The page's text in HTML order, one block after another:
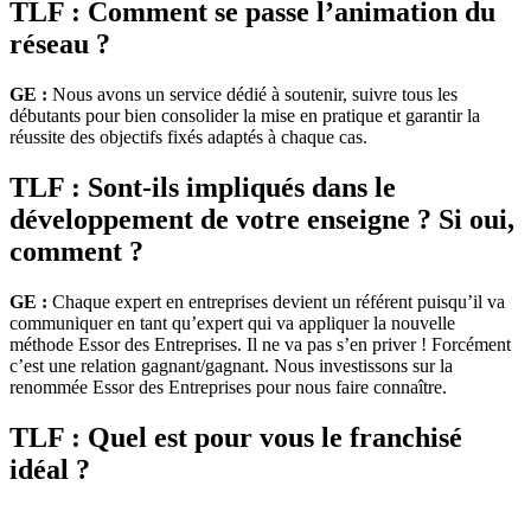
TLF : Comment se passe l’animation du
réseau ?
GE : Nous avons un service dédié à soutenir, suivre tous les
débutants pour bien consolider la mise en pratique et garantir la
réussite des objectifs fixés adaptés à chaque cas.
TLF : Sont-ils impliqués dans le
développement de votre enseigne ? Si oui,
comment ?
GE : Chaque expert en entreprises devient un référent puisqu’il va
communiquer en tant qu’expert qui va appliquer la nouvelle
méthode Essor des Entreprises. Il ne va pas s’en priver ! Forcément
c’est une relation gagnant/gagnant. Nous investissons sur la
renommée Essor des Entreprises pour nous faire connaître.
TLF : Quel est pour vous le franchisé
idéal ?